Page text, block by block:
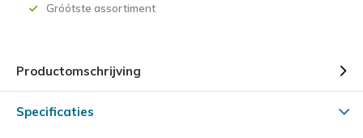
Gróótste assortiment
Productomschrijving
Specificaties